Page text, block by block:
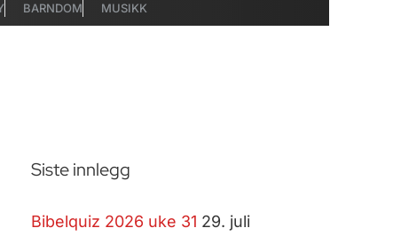
BARNDOM MUSIKK
Siste innlegg
Bibelquiz 2026 uke 31 29. juli